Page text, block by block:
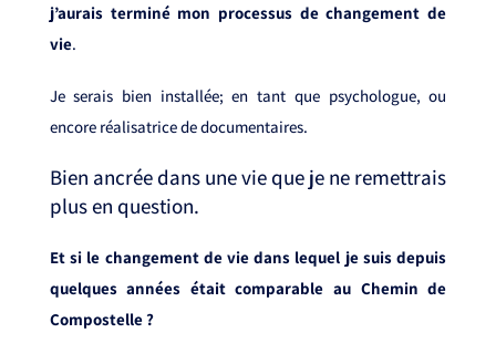
j’aurais terminé mon processus de changement de
vie.
Je serais bien installée; en tant que psychologue, ou
encore réalisatrice de documentaires. ⁣
Bien ancrée dans une vie que je ne remettrais
plus en question. ⁣
Et si le changement de vie dans lequel je suis depuis
quelques années était comparable au Chemin de
Compostelle ? ⁣